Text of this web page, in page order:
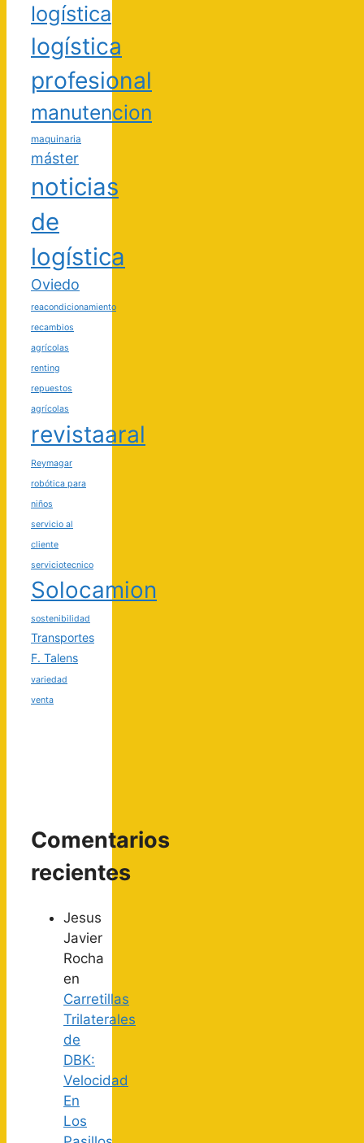
logística
logística
profesional
manutencion
maquinaria
máster
noticias
de
logística
Oviedo
reacondicionamiento
recambios
agrícolas
renting
repuestos
agrícolas
revistaaral
Reymagar
robótica para
niños
servicio al
cliente
serviciotecnico
Solocamion
sostenibilidad
Transportes
F. Talens
variedad
venta
Comentarios
recientes
Jesus
Javier
Rocha
en
Carretillas
Trilaterales
de
DBK:
Velocidad
En
Los